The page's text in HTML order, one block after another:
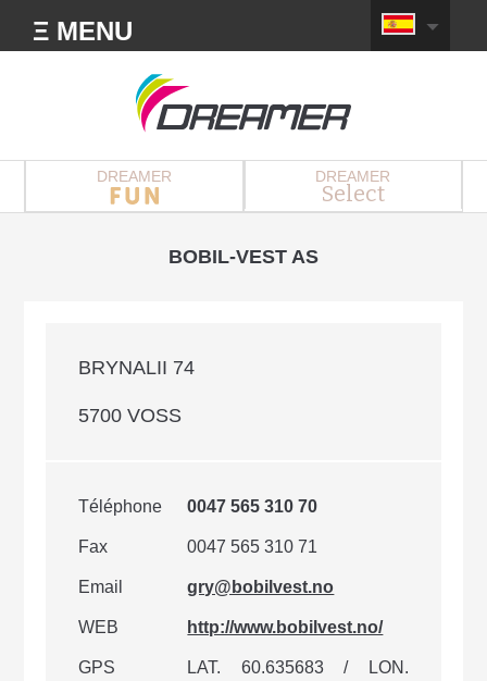
Ξ MENU
DREAMER DREAMER
Select
BOBIL-VEST AS
BRYNALII 74
5700 VOSS
Téléphone 0047 565 310 70
Fax 0047 565 310 71
Email gry@bobilvest.no
WEB http://www.bobilvest.no/
GPS
LAT. 60.635683 / LON.